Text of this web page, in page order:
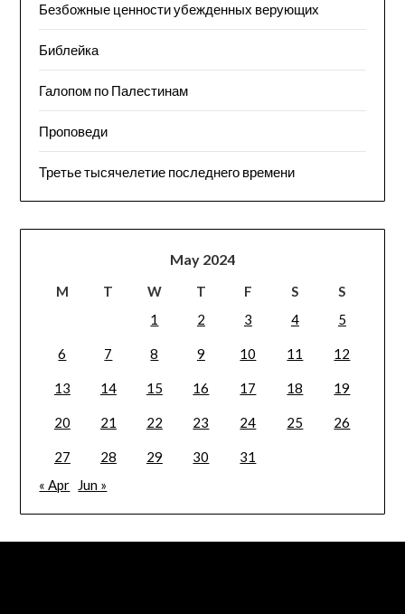
Безбожные ценности убежденных верующих
Библейка
Галопом по Палестинам
Проповеди
Третье тысячелетие последнего времени
May 2024
M T W T F S
S
1
2 3 4 5
6 7 8 9 10 11 12
13 14 15 16 17 18 19
20 21 22 23 24 25 26
27 28 29 30
31
« Apr
Jun »